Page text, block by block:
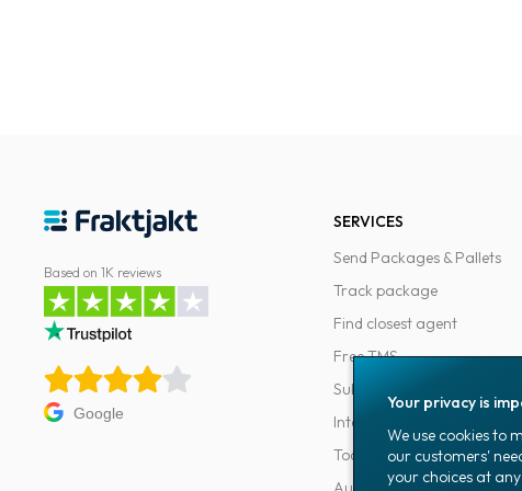
Based on 1K reviews
Google
SERVICES
Send Packages & Pallets
Track package
Find closest agent
Free TMS
Subscriptions
Integrations
Tools for developers
Your privacy is
We use cookies to
our customers'
your choices at